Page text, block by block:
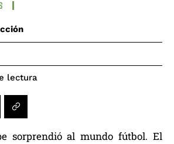
lectura
sorprendió al mundo fútbol. El